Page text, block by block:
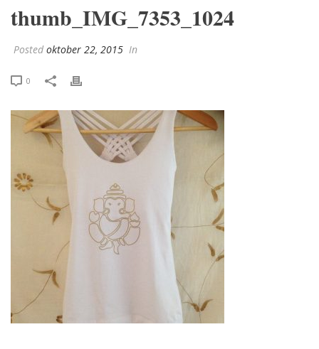
thumb_IMG_7353_1024
Posted oktober 22, 2015 In
0